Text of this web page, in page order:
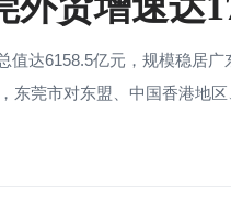
值达6158.5亿元，规模稳居
东莞市对东盟、中国香港地